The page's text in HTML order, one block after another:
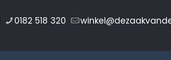
0182 518 320